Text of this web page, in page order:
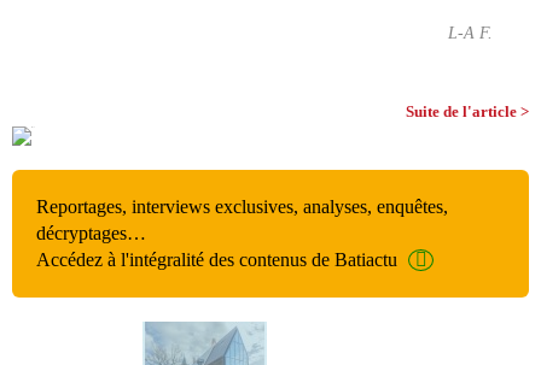
L-A F.
Suite de l'article >
Reportages, interviews exclusives, analyses, enquêtes,
décryptages…
Accédez à l'intégralité des contenus de Batiactu